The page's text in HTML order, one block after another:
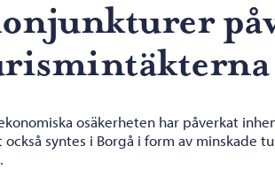
osäkerheten har påverkat
också syntes i Borgå i form av minskade